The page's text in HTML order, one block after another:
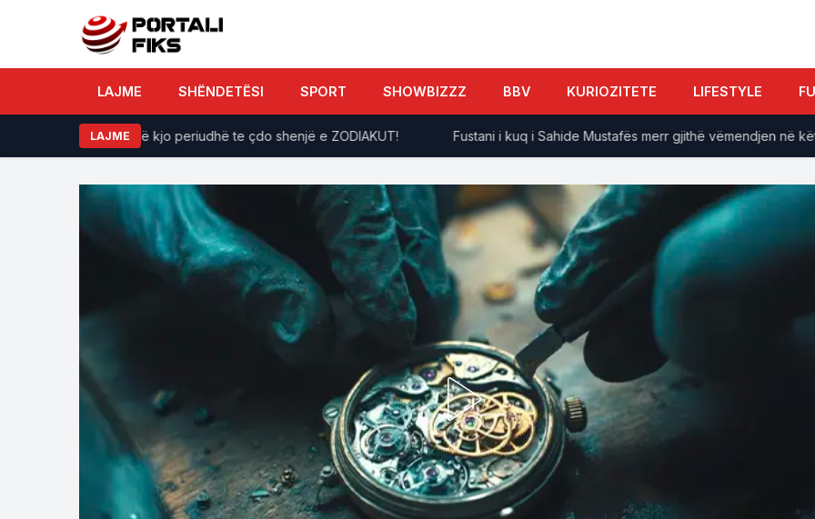
LAJME SHËNDETËSI SPORT SHOWBIZZZ BBV KURIOZITETE LIFESTYLE
LAJME
se si do të ndikojë kjo periudhë te çdo shenjë e ZODIAKUT! Fustani i kuq i Sahide Mustafës merr gjithë vëmendjen në këtë